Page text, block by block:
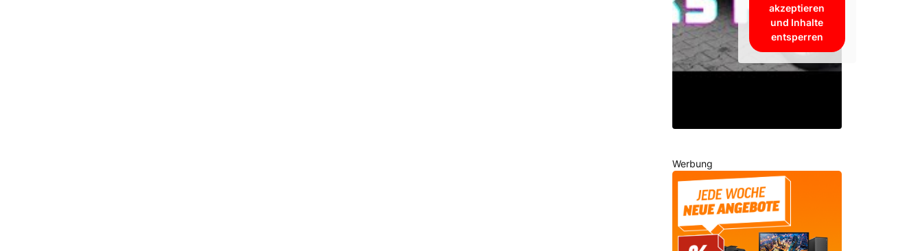
akzeptieren
und Inhalte
entsperren
Werbung